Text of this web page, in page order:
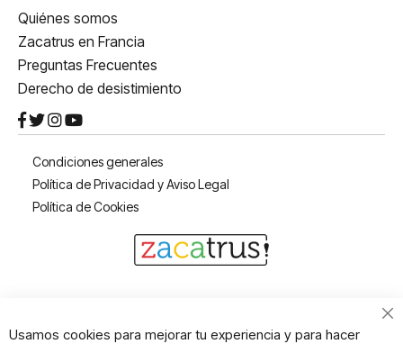
Quiénes somos
Zacatrus en Francia
Preguntas Frecuentes
Derecho de desistimiento
Condiciones generales
Política de Privacidad y Aviso Legal
Política de Cookies
Usamos cookies para mejorar tu experiencia y para hacer